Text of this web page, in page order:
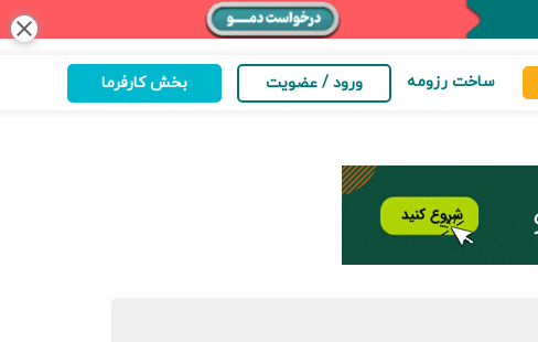
close
ساخت رزومه ورود / عضویت بخش کارفرما